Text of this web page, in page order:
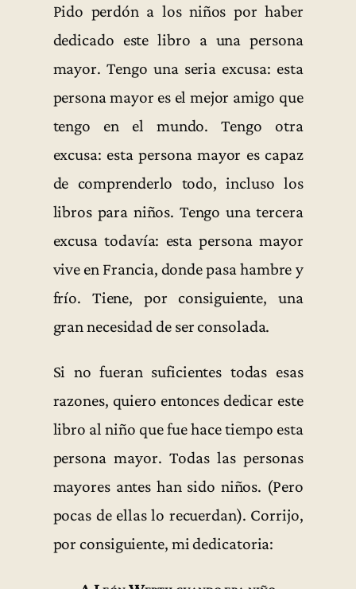
Pido perdón a los niños por haber
dedicado este libro a una persona
mayor. Tengo una seria excusa: esta
persona mayor es el mejor amigo que
tengo en el mundo. Tengo otra
excusa: esta persona mayor es capaz
de comprenderlo todo, incluso los
libros para niños. Tengo una tercera
excusa todavía: esta persona mayor
vive en Francia, donde pasa hambre y
frío. Tiene, por consiguiente, una
gran necesidad de ser consolada.
Si no fueran suficientes todas esas
razones, quiero entonces dedicar este
libro al niño que fue hace tiempo esta
persona mayor. Todas las personas
mayores antes han sido niños. (Pero
pocas de ellas lo recuerdan). Corrijo,
por consiguiente, mi dedicatoria: